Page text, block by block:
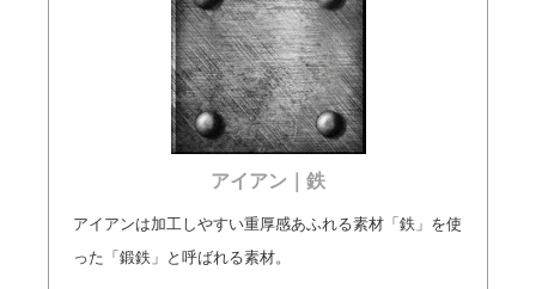
アイアン｜鉄
アイアンは加工しやすい重厚感あふれる素材「鉄」を使
った「鍛鉄」と呼ばれる素材。